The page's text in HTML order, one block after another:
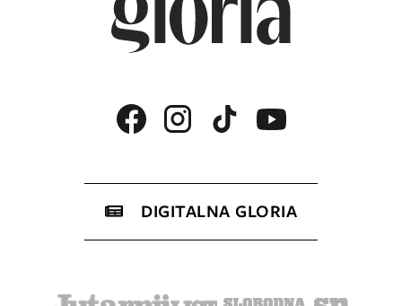
DIGITALNA GLORIA